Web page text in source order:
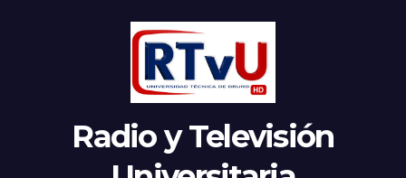
Radio y Televisión